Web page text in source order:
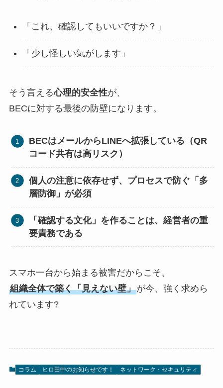
「これ、確認してもいいですか？」
「少し怪しい気がします」
そう言える心理的安全性が、
BECに対する最後の防壁になります。
BECはメールからLINEへ拡張している（QR
コード共有は高リスク）
個人の注意に依存せず、プロセスで防ぐ「多
層防御」が必須
「確認する文化」を作ることは、経営者の重
要責務である
スマホ一台から始まる被害だからこそ、
組織全体で築く「見えない壁」が今、強く求めら
れています?️
コラム ヒロ田中のお知らせです！ ネットワーク・セキュリティ